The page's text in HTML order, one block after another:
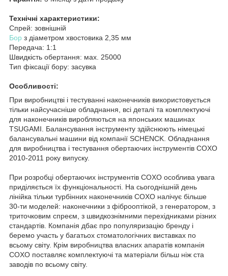
Технічні характеристики:
Спрей: зовнішній
Бор з діаметром хвостовика 2,35 мм
Передача: 1:1
Швидкість обертання: мах. 25000
Тип фіксації бору: засувка
Особливості:
При виробництві і тестуванні наконечників використовується
тільки найсучасніше обладнання, всі деталі та комплектуючі
для наконечників виробляються на японських машинах
TSUGAMI. Балансування інструменту здійснюють німецькі
балансувальні машини від компанії SCHENCK. Обладнання
для виробництва і тестування обертаючих інструментів COXO
2010-2011 року випуску.
При розробці обертаючих інструментів COXO особлива увага
приділяється їх функціональності. На сьогоднішній день
лінійка тільки турбінних наконечників COXO налічує більше
30-ти моделей: наконечники з фіброоптікой, з генератором, з
триточковим спреєм, з швидкознімними перехідниками різних
стандартів. Компанія дбає про популяризацію бренду і
беремо участь у багатьох стоматологічних виставках по
всьому світу. Крім виробництва власних апаратів компанія
COXO поставляє комплектуючі та матеріали більш ніж ста
заводів по всьому світу.